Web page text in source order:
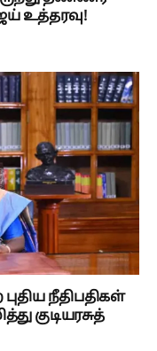
உத்தரவு!
நீதிபதிகள்
குடியரசுத்